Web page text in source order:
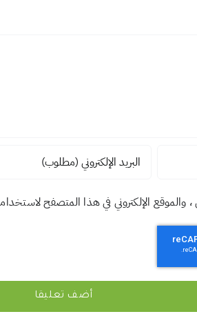
والموقع الإلكتروني في هذا المتصفح